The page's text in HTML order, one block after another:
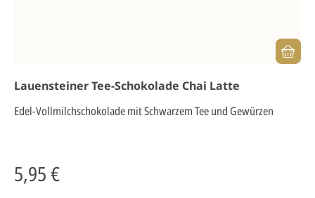
Lauensteiner Tee-Schokolade Chai Latte
Edel-Vollmilchschokolade mit Schwarzem Tee und Gewürzen
5,95 €